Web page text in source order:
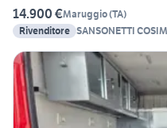
14.900 €Maruggio(TA)
Rivenditore SANSONETTI